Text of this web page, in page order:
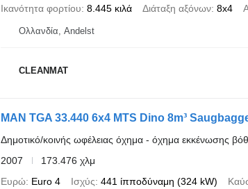
Ικανότητα φορτίου 8.445 κιλά Διάταξη αξόνων 8x4
Ολλανδία, Andelst
CLEANMAT
MAN TGA 33.440 6x4 MTS Dino 8m³
Δημοτικό/κοινής ωφέλειας όχημα - όχημα εκκένωσης
2007
173.476 χλμ
Ευρώ Euro 4 Ισχύς 441 ίπποδύναμη (324 kW)